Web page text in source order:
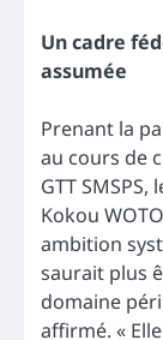
Un cadre
assumée
Prenant la
au cours de
GTT
Kokou
ambition
saurait plus
domaine
affirmé. «